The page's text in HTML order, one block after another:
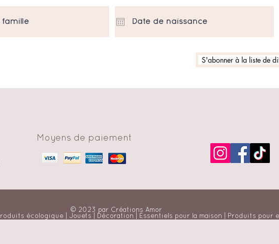
S'abonner à la liste de
Moyens de paiement
© 2023 par Créations Amor
écologique | Jouets | Décoration | Essentiels pour la maison | Produits pour